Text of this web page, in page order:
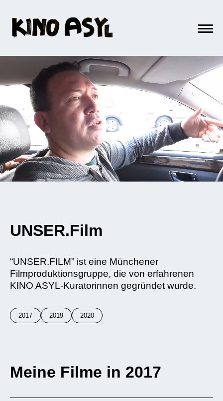
UNSER.Film
“UNSER.FILM” ist eine Münchener
Filmproduktionsgruppe, die von erfahrenen
KINO ASYL-Kuratorinnen gegründet wurde.
2017 2019 2020
Meine Filme in 2017